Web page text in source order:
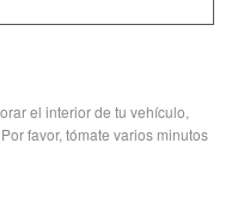
el interior de tu vehículo,
favor, tómate varios minutos